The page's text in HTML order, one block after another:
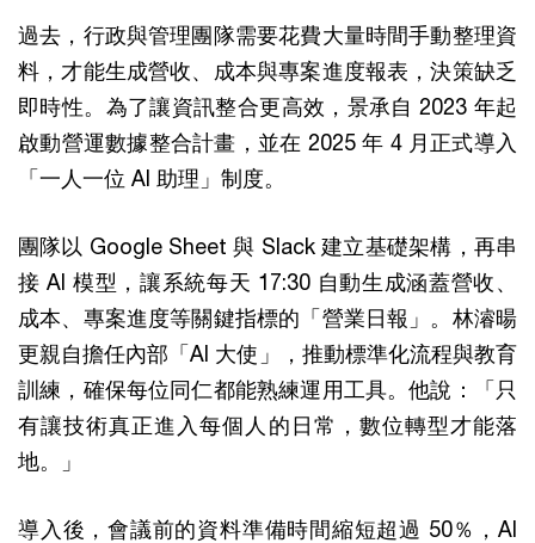
過去，行政與管理團隊需要花費大量時間手動整理資
料，才能生成營收、成本與專案進度報表，決策缺乏
即時性。為了讓資訊整合更高效，景承自 2023 年起
啟動營運數據整合計畫，並在 2025 年 4 月正式導入
「一人一位 AI 助理」制度。
團隊以 Google Sheet 與 Slack 建立基礎架構，再串
接 AI 模型，讓系統每天 17:30 自動生成涵蓋營收、
成本、專案進度等關鍵指標的「營業日報」。林濬暘
更親自擔任內部「AI 大使」，推動標準化流程與教育
訓練，確保每位同仁都能熟練運用工具。他說：「只
有讓技術真正進入每個人的日常，數位轉型才能落
地。」
導入後，會議前的資料準備時間縮短超過 50％，AI